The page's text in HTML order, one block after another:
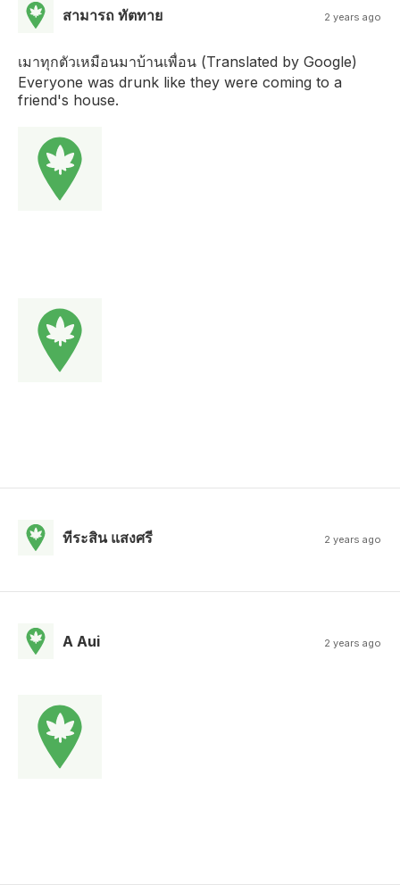
สามารถ ทัตทาย 2 years ago
เมาทุกตัวเหมือนมาบ้านเพื่อน (Translated by Google)
Everyone was drunk like they were coming to a
friend's house.
ทีระสิน แสงศรี 2 years ago
A Aui 2 years ago